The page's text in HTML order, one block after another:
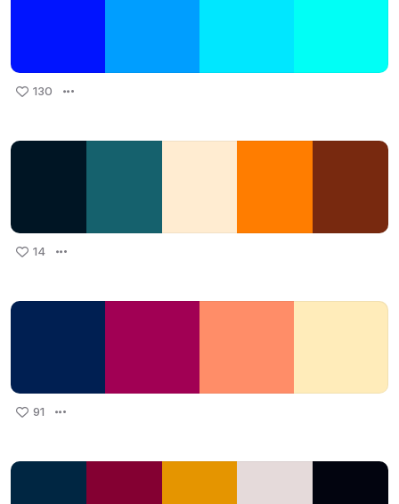
130
14
91